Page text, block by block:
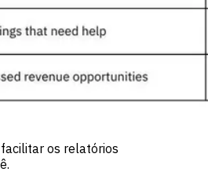
os relatórios